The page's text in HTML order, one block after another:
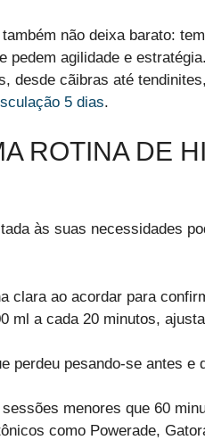
não deixa barato:
pedem agilidade e
desde cãibras até
5 dias.
ROTINA DE
às suas necessidades
clara ao acordar para
ml a cada 20 minutos,
perdeu pesando-se antes
sessões menores que 60
como Powerade,